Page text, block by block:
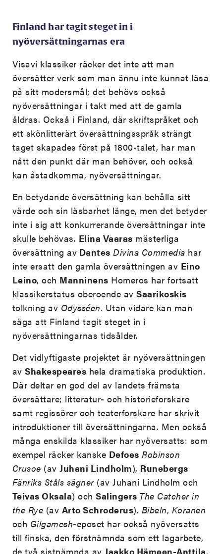
Finland har tagit steget in i
nyöversättningarnas era
Visavi klassiker räcker det inte att man
översätter verk som man ännu inte kunnat läsa
på sitt modersmål; det behövs också
nyöversättningar i takt med att de gamla
åldras. Också i Finland, där skriftspråket och
ett skönlitterärt översättningsspråk strängt
taget skapades först på 1800-talet, har man
nått den punkt där man behöver, och också
kan åstadkomma, nyöversättningar.
En betydande översättning kan behålla sitt
värde och sin läsbarhet länge, men det betyder
inte i sig att konkurrerande översättningar inte
skulle behövas. Elina Vaaras mästerliga
översättning av Dantes Divina Commedia har
inte ersatt den gamla översättningen av Eino
Leino, och Manninens Homeros har fortsatt
klassikerstatus oberoende avSaarikoskis
tolkning av Odysséen. Utan vidare kan man
säga att Finland tagit steget in i
nyöversättningarnas tidsålder.
Det vidlyftigaste projektet är nyöversättningen
avShakespeares hela dramatiska produktion.
Där deltar en god del av landets främsta
översättare; litteratur- och historieforskare
samt regissörer och teaterforskare har skrivit
introduktioner till översättningarna. Men också
många enskilda klassiker har nyöversatts: som
exempel räcker kanske Defoes Robinson
Crusoe (avJuhani Lindholm), Runebergs
Fänriks Ståls sägner(av Juhani Lindholm och
Teivas Oksala) ochSalingers The Catcher in
the Rye (av Arto Schroderus). Bibeln, Koranen
och Gilgamesh-eposet har också nyöversatts
till finska, den förstnämnda som ett lagarbete,
de två sistnämnda av Jaakko Hämeen-Anttila.